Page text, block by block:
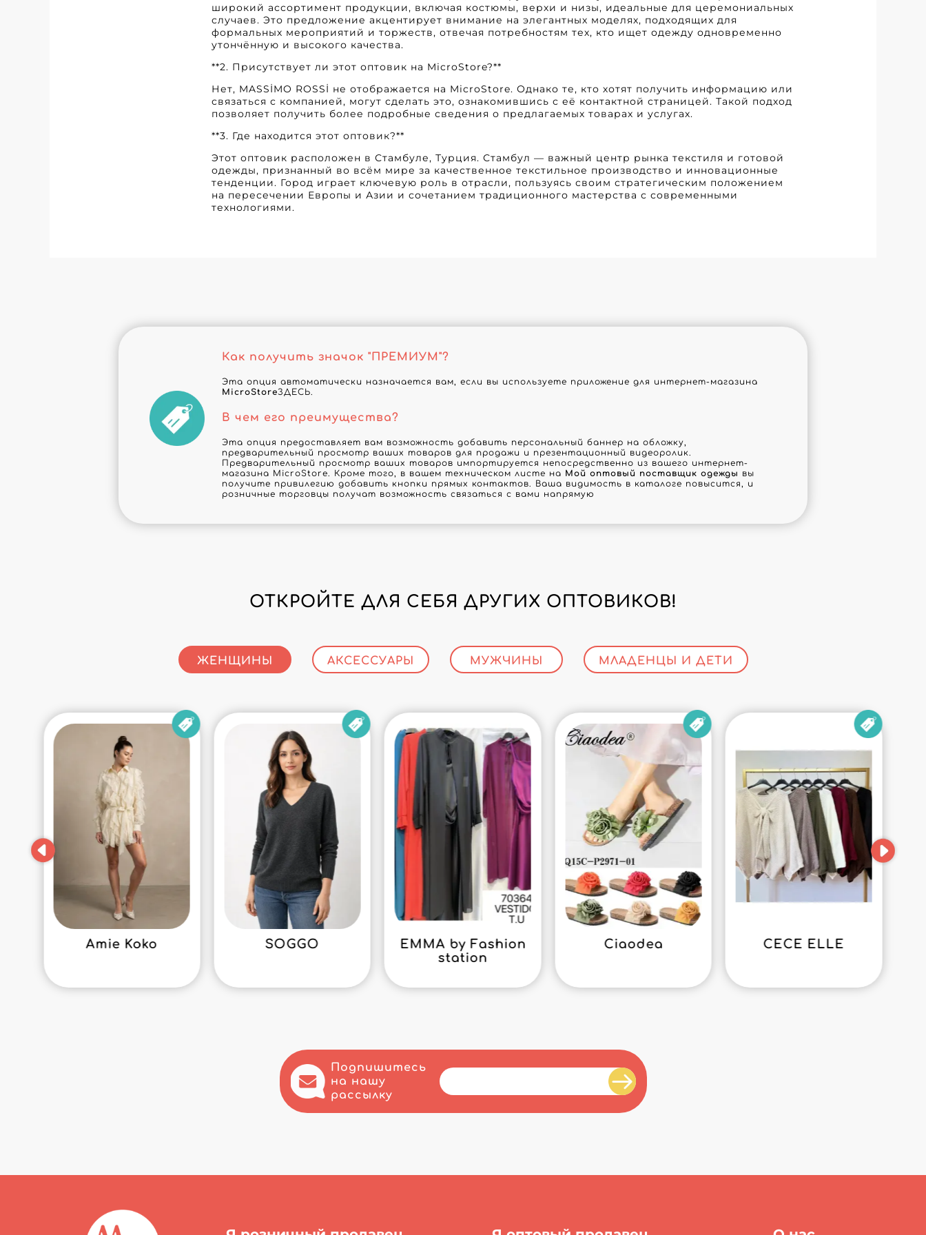
широкий ассортимент продукции, включая костюмы, верхи и низы, идеальные для церемониальных
случаев. Это предложение акцентирует внимание на элегантных моделях, подходящих для
формальных мероприятий и торжеств, отвечая потребностям тех, кто ищет одежду одновременно
утончённую и высокого качества.
**2. Присутствует ли этот оптовик на MicroStore?**
Нет, MASSİMO ROSSİ не отображается на MicroStore. Однако те, кто хотят получить информацию или
связаться с компанией, могут сделать это, ознакомившись с её контактной страницей. Такой подход
позволяет получить более подробные сведения о предлагаемых товарах и услугах.
**3. Где находится этот оптовик?**
Этот оптовик расположен в Стамбуле, Турция. Стамбул — важный центр рынка текстиля и готовой
одежды, признанный во всём мире за качественное текстильное производство и инновационные
тенденции. Город играет ключевую роль в отрасли, пользуясь своим стратегическим положением
на пересечении Европы и Азии и сочетанием традиционного мастерства с современными
технологиями.
Как получить значок "ПРЕМИУМ"?
Эта опция автоматически назначается вам, если вы используете приложение для интернет-магазина
MicroStoreЗДЕСЬ.
В чем его преимущества?
Эта опция предоставляет вам возможность добавить персональный баннер на обложку,
предварительный просмотр ваших товаров для продажи и презентационный видеоролик.
Предварительный просмотр ваших товаров импортируется непосредственно из вашего интернет-
магазина MicroStore. Кроме того, в вашем техническом листе на Мой оптовый поставщик одежды вы
получите привилегию добавить кнопки прямых контактов. Ваша видимость в каталоге повысится, и
розничные торговцы получат возможность связаться с вами напрямую
ОТКРОЙТЕ ДЛЯ СЕБЯ ДРУГИХ ОПТОВИКОВ!
ЖЕНЩИНЫ АКСЕССУАРЫ МУЖЧИНЫ МЛАДЕНЦЫ И ДЕТИ
Amie Koko SOGGO
EMMA by Fashion
station
Ciaodea CECE ELLE
Подпишитесь
на нашу
рассылку